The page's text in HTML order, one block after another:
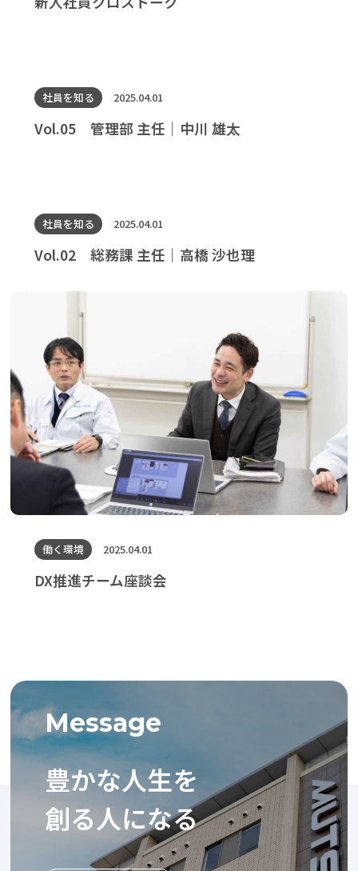
社員を知る 2025.04.01
Vol.05 管理部 主任｜中川 雄太
社員を知る 2025.04.01
Vol.02 総務課 主任｜高橋 沙也理
働く環境 2025.04.01
DX推進チーム座談会
Message
豊かな人生を
創る人になる